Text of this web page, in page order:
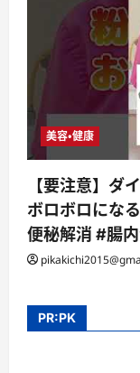
美容・健康
【要注意】ダ
ボロボロにな
便秘解消 #腸
PR:PK